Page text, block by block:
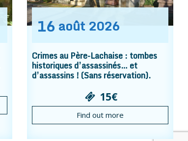
16 août 2026
Crimes au Père-Lachaise : tombes
historiques d’assassinés… et
d’assassins ! (Sans réservation).
15€
Find out more